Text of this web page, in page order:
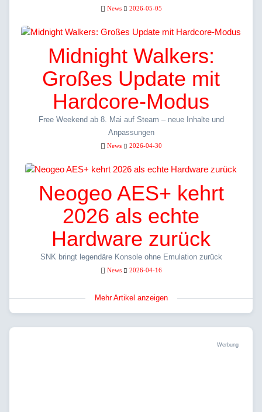
News 2026-05-05
Midnight Walkers:
Großes Update mit
Hardcore-Modus
Free Weekend ab 8. Mai auf Steam – neue Inhalte und
Anpassungen
News 2026-04-30
Neogeo AES+ kehrt
2026 als echte
Hardware zurück
SNK bringt legendäre Konsole ohne Emulation zurück
News 2026-04-16
Mehr Artikel anzeigen
Werbung